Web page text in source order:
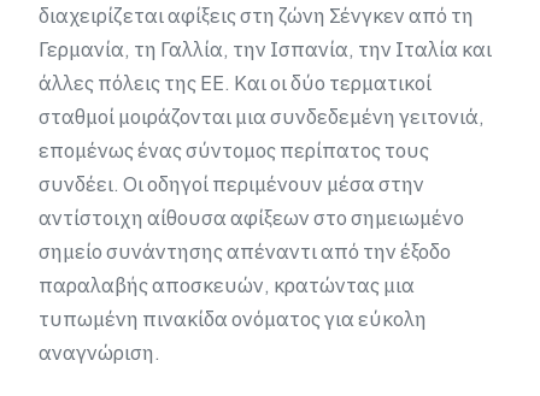
διαχειρίζεται αφίξεις στη ζώνη Σένγκεν από τη
Γερμανία, τη Γαλλία, την Ισπανία, την Ιταλία και
άλλες πόλεις της ΕΕ. Και οι δύο τερματικοί
σταθμοί μοιράζονται μια συνδεδεμένη γειτονιά,
επομένως ένας σύντομος περίπατος τους
συνδέει. Οι οδηγοί περιμένουν μέσα στην
αντίστοιχη αίθουσα αφίξεων στο σημειωμένο
σημείο συνάντησης απέναντι από την έξοδο
παραλαβής αποσκευών, κρατώντας μια
τυπωμένη πινακίδα ονόματος για εύκολη
αναγνώριση.